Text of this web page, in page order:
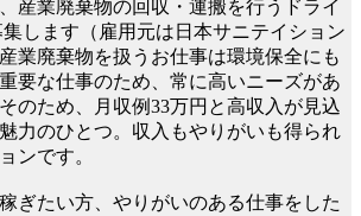
産業廃棄物の回収・運搬を行うドライ
します（雇用元は日本サニテイション
業廃棄物を扱うお仕事は環境保全にも
要な仕事のため、常に高いニーズがあ
のため、月収例33万円と高収入が見込
力のひとつ。収入もやりがいも得られ
ンです。
ぎたい方、やりがいのある仕事をした